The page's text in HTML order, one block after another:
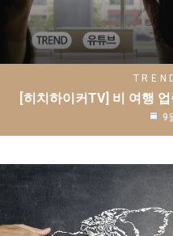
[히치하이커TV] 비 여행
9